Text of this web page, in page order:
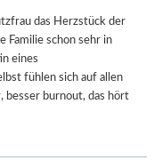
das Herzstück der
Familie schon sehr in
eines
fühlen sich auf allen
besser burnout, das hört